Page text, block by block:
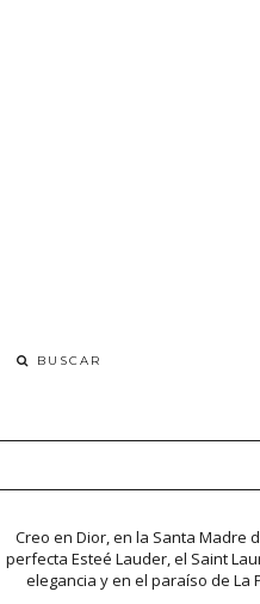
Creo en Dior, en la Santa Madre
perfecta Esteé Lauder, el Saint
elegancia y en el paraíso de La